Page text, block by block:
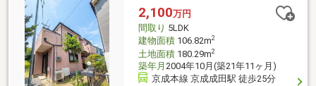
がスムーズです→TEL：0120-662-776【通話料無料】是非、お気
軽にお問い合わせください！
2,100万円
間取り 5LDK
建物面積106.82m2
土地面積180.29m2
築年月 2004年10月(築21年11ヶ月)
京成本線 京成成田駅 徒歩25分